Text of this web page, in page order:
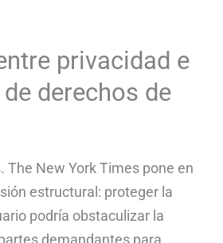
privacidad e
derechos de
The New York Times pone en
estructural: proteger la
podría obstaculizar la
demandantes para